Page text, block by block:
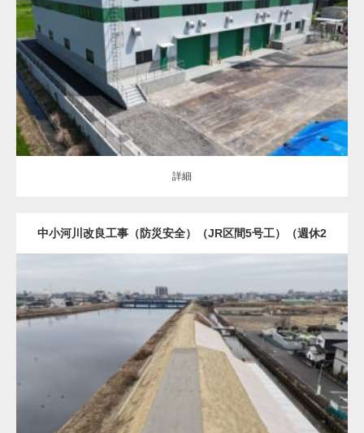
土木・建築（ALL） 建築
詳細
詳細
中小河川改良工事（防災安全）（JR区間5号工）（週休2
土木・建築（ALL） 護岸・堤防補強
詳細